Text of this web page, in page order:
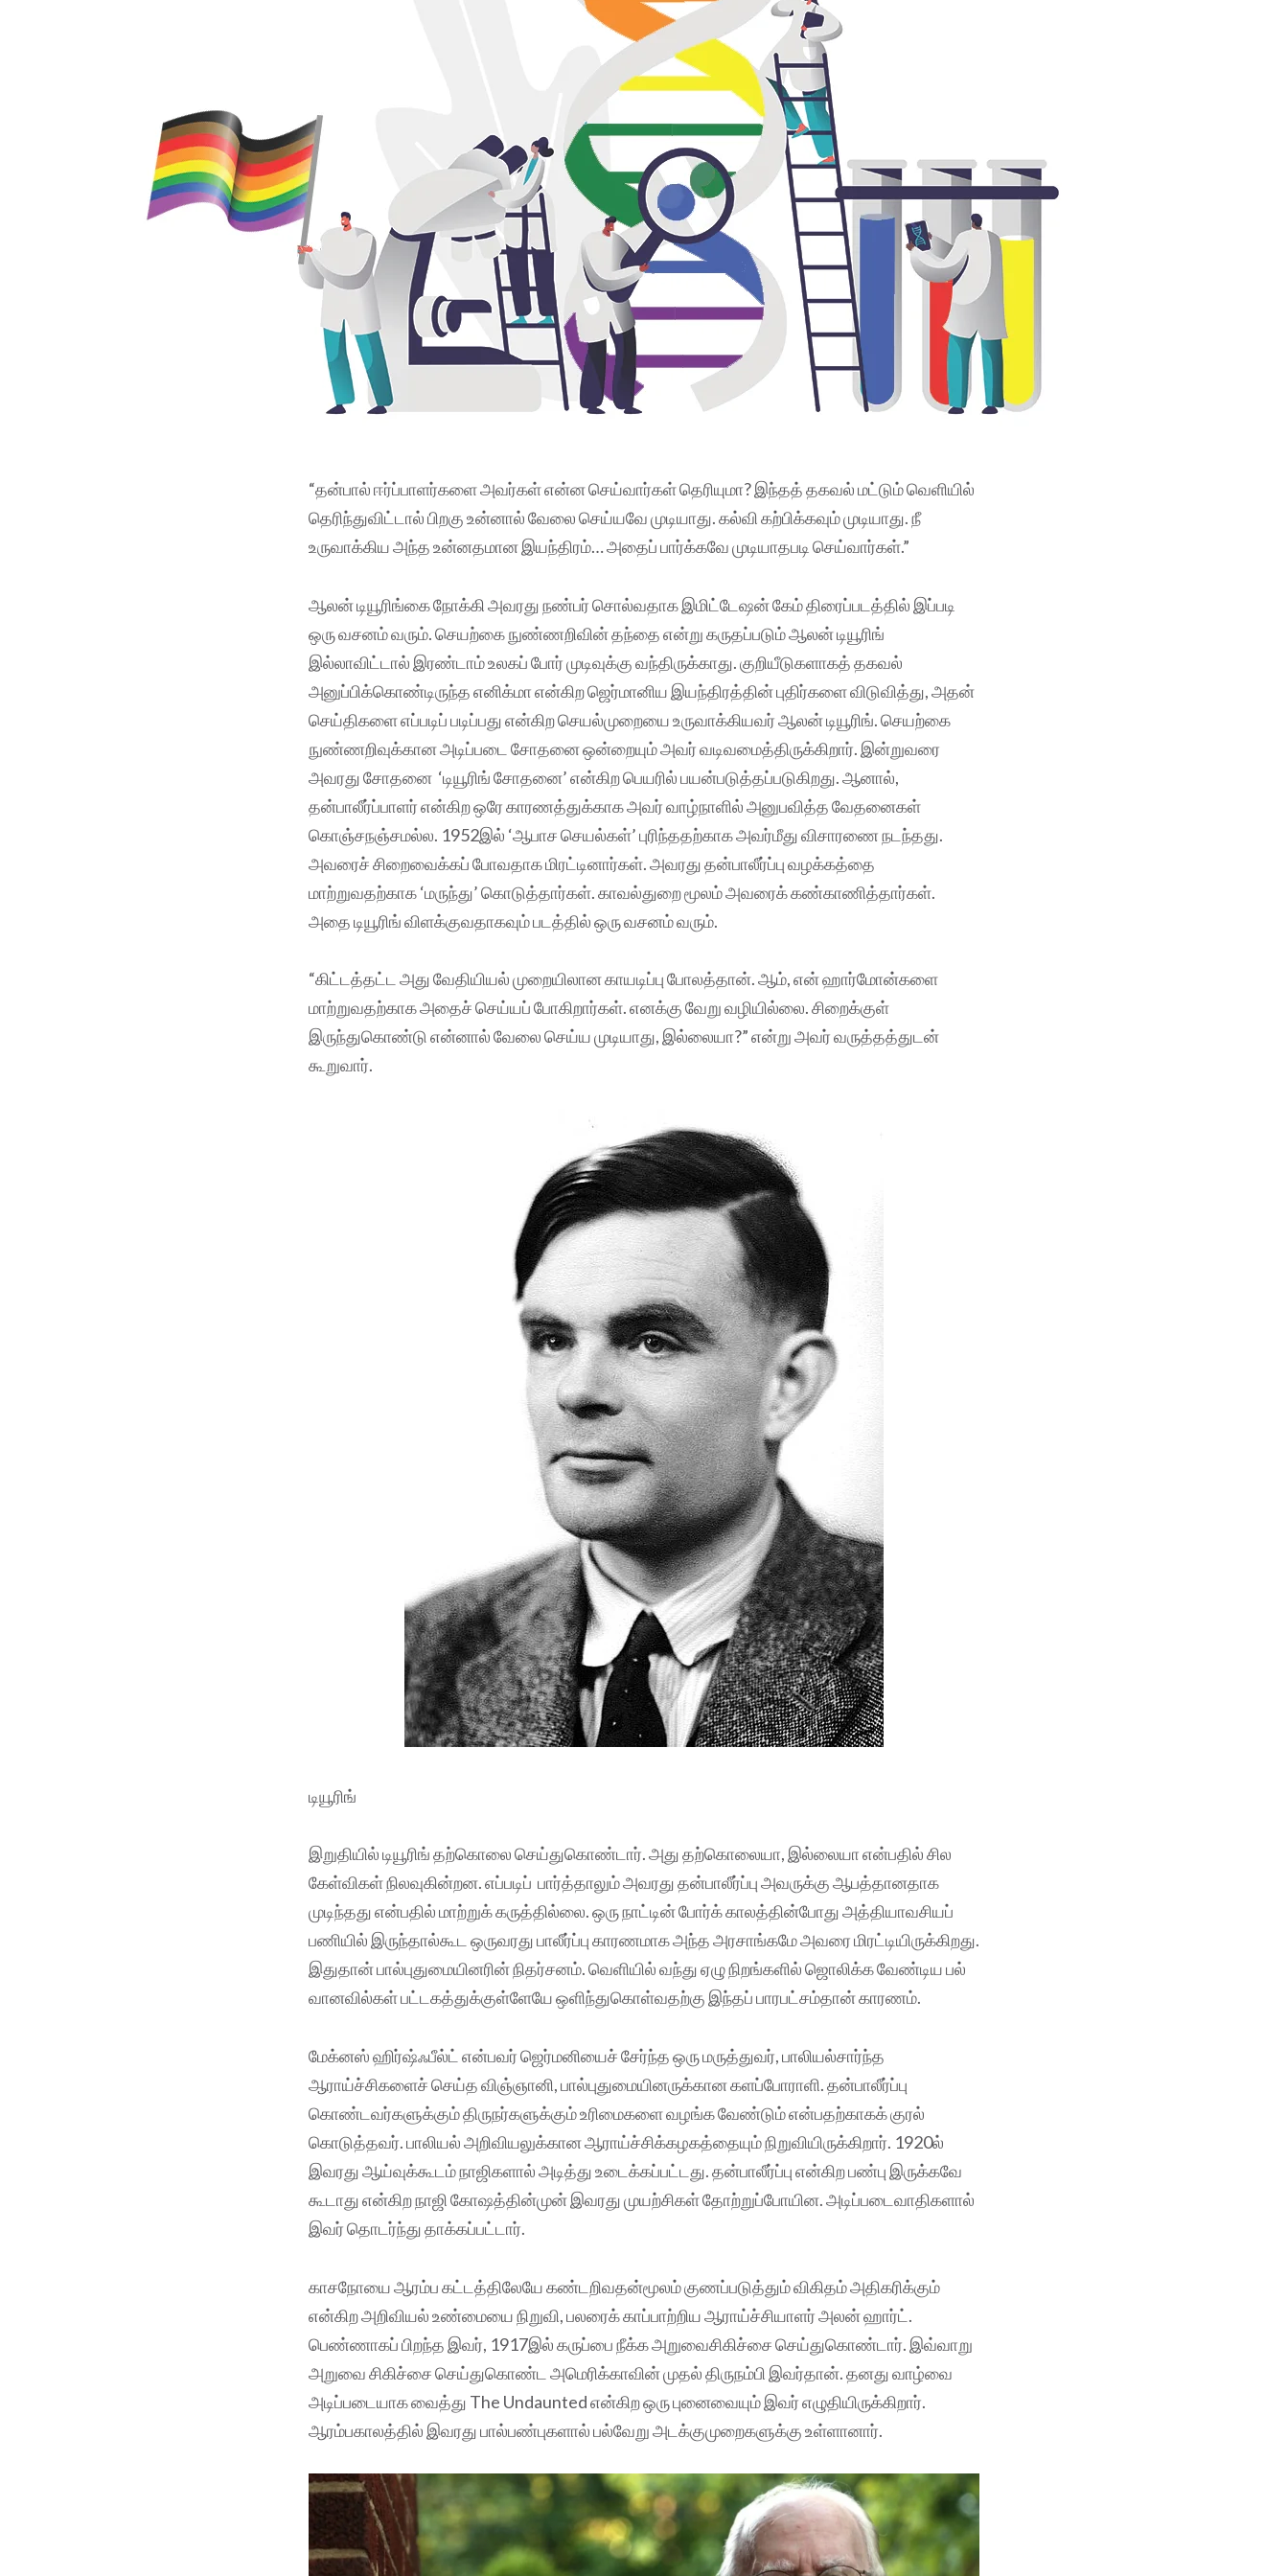
“தன்பால் ஈர்ப்பாளர்களை அவர்கள் என்ன செய்வார்கள் தெரியுமா? இந்தத் தகவல் மட்டும் வெளியில்
தெரிந்துவிட்டால் பிறகு உன்னால் வேலை செய்யவே முடியாது. கல்வி கற்பிக்கவும் முடியாது. நீ
உருவாக்கிய அந்த உன்னதமான இயந்திரம்… அதைப் பார்க்கவே முடியாதபடி செய்வார்கள்.”
ஆலன் டியூரிங்கை நோக்கி அவரது நண்பர் சொல்வதாக இமிட்டேஷன் கேம் திரைப்படத்தில் இப்படி
ஒரு வசனம் வரும். செயற்கை நுண்ணறிவின் தந்தை என்று கருதப்படும் ஆலன் டியூரிங்
இல்லாவிட்டால் இரண்டாம் உலகப் போர் முடிவுக்கு வந்திருக்காது. குறியீடுகளாகத் தகவல்
அனுப்பிக்கொண்டிருந்த எனிக்மா என்கிற ஜெர்மானிய இயந்திரத்தின் புதிர்களை விடுவித்து, அதன்
செய்திகளை எப்படிப் படிப்பது என்கிற செயல்முறையை உருவாக்கியவர் ஆலன் டியூரிங். செயற்கை
நுண்ணறிவுக்கான அடிப்படை சோதனை ஒன்றையும் அவர் வடிவமைத்திருக்கிறார். இன்றுவரை
அவரது சோதனை ‘டியூரிங் சோதனை’ என்கிற பெயரில் பயன்படுத்தப்படுகிறது. ஆனால்,
தன்பாலீர்ப்பாளர் என்கிற ஒரே காரணத்துக்காக அவர் வாழ்நாளில் அனுபவித்த வேதனைகள்
கொஞ்சநஞ்சமல்ல. 1952இல் ‘ஆபாச செயல்கள்’ புரிந்ததற்காக அவர்மீது விசாரணை நடந்தது.
அவரைச் சிறைவைக்கப் போவதாக மிரட்டினார்கள். அவரது தன்பாலீர்ப்பு வழக்கத்தை
மாற்றுவதற்காக ‘மருந்து’ கொடுத்தார்கள். காவல்துறை மூலம் அவரைக் கண்காணித்தார்கள்.
அதை டியூரிங் விளக்குவதாகவும் படத்தில் ஒரு வசனம் வரும்.
“கிட்டத்தட்ட அது வேதியியல் முறையிலான காயடிப்பு போலத்தான். ஆம், என் ஹார்மோன்களை
மாற்றுவதற்காக அதைச் செய்யப் போகிறார்கள். எனக்கு வேறு வழியில்லை. சிறைக்குள்
இருந்துகொண்டு என்னால் வேலை செய்ய முடியாது, இல்லையா?” என்று அவர் வருத்தத்துடன்
கூறுவார்.
டியூரிங்
இறுதியில் டியூரிங் தற்கொலை செய்துகொண்டார். அது தற்கொலையா, இல்லையா என்பதில் சில
கேள்விகள் நிலவுகின்றன. எப்படிப் பார்த்தாலும் அவரது தன்பாலீர்ப்பு அவருக்கு ஆபத்தானதாக
முடிந்தது என்பதில் மாற்றுக் கருத்தில்லை. ஒரு நாட்டின் போர்க் காலத்தின்போது அத்தியாவசியப்
பணியில் இருந்தால்கூட ஒருவரது பாலீர்ப்பு காரணமாக அந்த அரசாங்கமே அவரை மிரட்டியிருக்கிறது.
இதுதான் பால்புதுமையினரின் நிதர்சனம். வெளியில் வந்து ஏழு நிறங்களில் ஜொலிக்க வேண்டிய பல்
வானவில்கள் பட்டகத்துக்குள்ளேயே ஒளிந்துகொள்வதற்கு இந்தப் பாரபட்சம்தான் காரணம்.
மேக்னஸ் ஹிர்ஷ்ஃபீல்ட் என்பவர் ஜெர்மனியைச் சேர்ந்த ஒரு மருத்துவர், பாலியல்சார்ந்த
ஆராய்ச்சிகளைச் செய்த விஞ்ஞானி, பால்புதுமையினருக்கான களப்போராளி. தன்பாலீர்ப்பு
கொண்டவர்களுக்கும் திருநர்களுக்கும் உரிமைகளை வழங்க வேண்டும் என்பதற்காகக் குரல்
கொடுத்தவர். பாலியல் அறிவியலுக்கான ஆராய்ச்சிக்கழகத்தையும் நிறுவியிருக்கிறார். 1920ல்
இவரது ஆய்வுக்கூடம் நாஜிகளால் அடித்து உடைக்கப்பட்டது. தன்பாலீர்ப்பு என்கிற பண்பு இருக்கவே
கூடாது என்கிற நாஜி கோஷத்தின்முன் இவரது முயற்சிகள் தோற்றுப்போயின. அடிப்படைவாதிகளால்
இவர் தொடர்ந்து தாக்கப்பட்டார்.
காசநோயை ஆரம்ப கட்டத்திலேயே கண்டறிவதன்மூலம் குணப்படுத்தும் விகிதம் அதிகரிக்கும்
என்கிற அறிவியல் உண்மையை நிறுவி, பலரைக் காப்பாற்றிய ஆராய்ச்சியாளர் அலன் ஹார்ட்.
பெண்ணாகப் பிறந்த இவர், 1917இல் கருப்பை நீக்க அறுவைசிகிச்சை செய்துகொண்டார். இவ்வாறு
அறுவை சிகிச்சை செய்துகொண்ட அமெரிக்காவின் முதல் திருநம்பி இவர்தான். தனது வாழ்வை
அடிப்படையாக வைத்து The Undaunted என்கிற ஒரு புனைவையும் இவர் எழுதியிருக்கிறார்.
ஆரம்பகாலத்தில் இவரது பால்பண்புகளால் பல்வேறு அடக்குமுறைகளுக்கு உள்ளானார்.